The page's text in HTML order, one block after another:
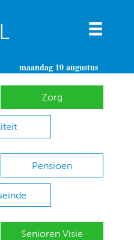
maandag 10 augustus
Zorg
Pensioen
Senioren Visie